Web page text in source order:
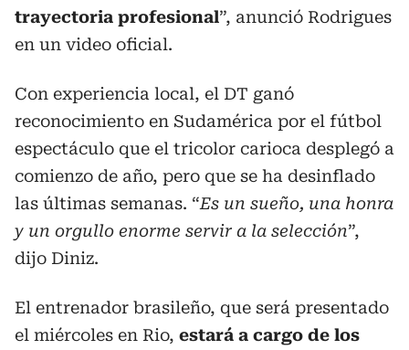
trayectoria profesional”, anunció Rodrigues
en un video oficial.
Con experiencia local, el DT ganó
reconocimiento en Sudamérica por el fútbol
espectáculo que el tricolor carioca desplegó a
comienzo de año, pero que se ha desinflado
las últimas semanas. “Es un sueño, una honra
y un orgullo enorme servir a la selección”,
dijo Diniz.
El entrenador brasileño, que será presentado
el miércoles en Rio, estará a cargo de los